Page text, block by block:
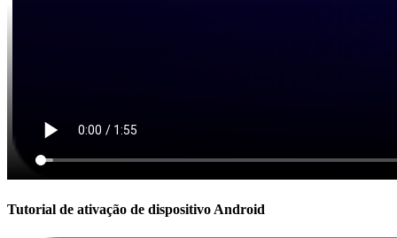
Tutorial de ativação de dispositivo Android